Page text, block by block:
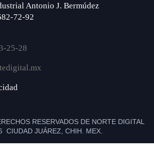
Antonio J. Bermúdez
72-92
25-28
RESERVADOS DE NORTE DIGITAL
CIUDAD JUÁREZ, CHIH. MEX.